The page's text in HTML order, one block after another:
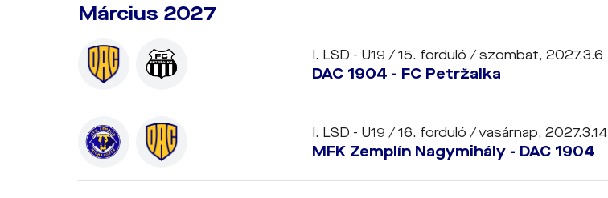
Március 2027
I. LSD - U19 / 15. forduló /szombat, 2027.3.6
DAC 1904 - FC Petržalka
I. LSD - U19 / 16. forduló /vasárnap, 2027.3.14
MFK Zemplín Nagymihály - DAC 1904